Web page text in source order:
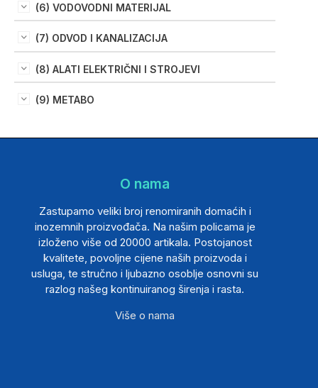
(6) VODOVODNI MATERIJAL
(7) ODVOD I KANALIZACIJA
(8) ALATI ELEKTRIČNI I STROJEVI
(9) METABO
O nama
Zastupamo veliki broj renomiranih domaćih i
inozemnih proizvođača. Na našim policama je
izloženo više od 20000 artikala. Postojanost
kvalitete, povoljne cijene naših proizvoda i
usluga, te stručno i ljubazno osoblje osnovni su
razlog našeg kontinuiranog širenja i rasta.
Više o nama